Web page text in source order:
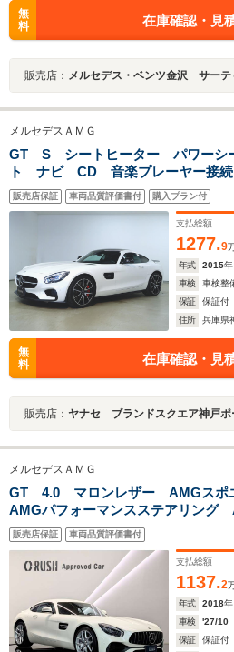
無
料
在庫確認・見
販売店： メルセデス・ベンツ金沢 サーテ
メルセデスＡＭＧ
GT S シートヒーター パワーシ
ト ナビ CD 音楽プレーヤー接
TV DVD再生 ETC LEDヘッドラ
ー 盗難防止 横滑り防止装置
販売店保証 車両品質評価書付 購入プラン付
支払総額
1277.9
年式
2015年
車検
車検整
保証
保証付
住所
兵庫県
無
料
在庫確認・見
販売店： ヤナセ ブランドスクエア神戸ポ
メルセデスＡＭＧ
GT 4.0 マロンレザー AMGスポ
AMGパフォーマンスステアリング
ンション AMGステンレスステッ
レーキシステム メモリー付パワー
ター
販売店保証 車両品質評価書付
支払総額
1137.2
年式
2018年
車検
'27/10
保証
保証付